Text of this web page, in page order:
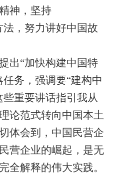
神，坚持
法，努力讲好中国故
“加快构建中国特
务，强调要“建构中
些重要讲话指引我从
论范式转向中国本土
体会到，中国民营企
营企业的崛起，是无
全解释的伟大实践。